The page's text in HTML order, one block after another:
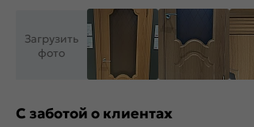
Загрузить
фото
С заботой о клиентах